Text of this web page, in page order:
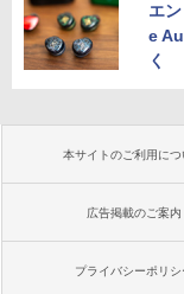
エ
e
く
本サイトのご利用につ
広告掲載のご案内
プライバシーポリシ